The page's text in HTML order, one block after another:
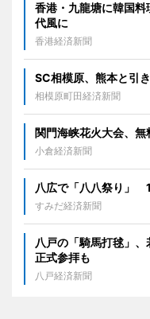
香港・九龍塘に韓国
代風に
香港経済新聞
SC相模原、熊本と引
相模原町田経済新聞
関門海峡花火大会、
小倉経済新聞
八広で「八八祭り」
すみだ経済新聞
八戸の「騎馬打毬」
正式参拝も
八戸経済新聞